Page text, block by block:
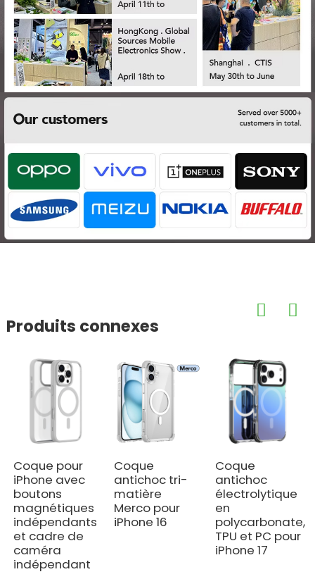
Produits connexes
Coque pour
iPhone avec
boutons
magnétiques
indépendants
et cadre de
caméra
indépendant
Coque
antichoc tri-
matière
Merco pour
iPhone 16
Coque
antichoc
électrolytique
en
polycarbonate,
TPU et PC pour
iPhone 17